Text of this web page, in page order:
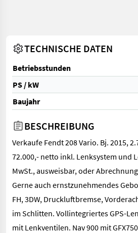
TECHNISCHE DATEN
Betriebsstunden
PS / kW
Baujahr
BESCHREIBUNG
Verkaufe Fendt 208 Vario. Bj. 2015,
72.000,- netto inkl. Lenksystem und
MwSt., ausweisbar, oder
Gerne auch ernstzunehmendes
FH, 3DW, Druckluftbremse,
im Schlitten. Vollintegriertes GPS-
mit Lenkventilen. Nav 900 mit